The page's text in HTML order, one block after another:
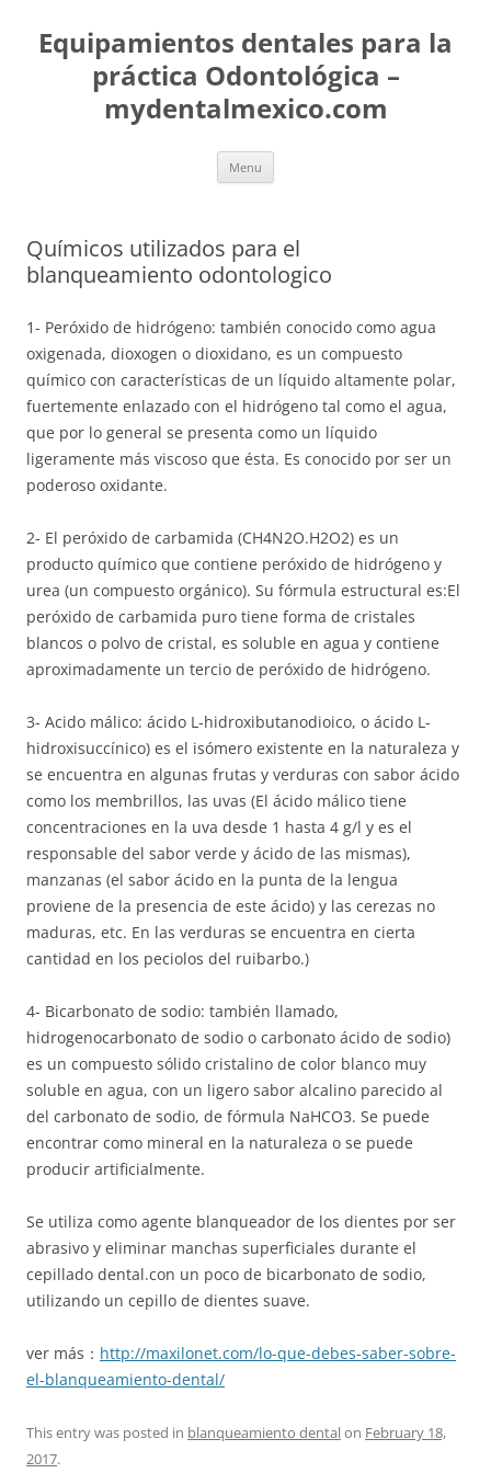
content
Equipamientos dentales para la
práctica Odontológica –
mydentalmexico.com
Menu
Químicos utilizados para el
blanqueamiento odontologico
1- Peróxido de hidrógeno: también conocido como agua
oxigenada, dioxogen o dioxidano, es un compuesto
químico con características de un líquido altamente polar,
fuertemente enlazado con el hidrógeno tal como el agua,
que por lo general se presenta como un líquido
ligeramente más viscoso que ésta. Es conocido por ser un
poderoso oxidante.
2- El peróxido de carbamida (CH4N2O.H2O2) es un
producto químico que contiene peróxido de hidrógeno y
urea (un compuesto orgánico). Su fórmula estructural es:El
peróxido de carbamida puro tiene forma de cristales
blancos o polvo de cristal, es soluble en agua y contiene
aproximadamente un tercio de peróxido de hidrógeno.
3- Acido málico: ácido L-hidroxibutanodioico, o ácido L-
hidroxisuccínico) es el isómero existente en la naturaleza y
se encuentra en algunas frutas y verduras con sabor ácido
como los membrillos, las uvas (El ácido málico tiene
concentraciones en la uva desde 1 hasta 4 g/l y es el
responsable del sabor verde y ácido de las mismas),
manzanas (el sabor ácido en la punta de la lengua
proviene de la presencia de este ácido) y las cerezas no
maduras, etc. En las verduras se encuentra en cierta
cantidad en los peciolos del ruibarbo.)
4- Bicarbonato de sodio: también llamado,
hidrogenocarbonato de sodio o carbonato ácido de sodio)
es un compuesto sólido cristalino de color blanco muy
soluble en agua, con un ligero sabor alcalino parecido al
del carbonato de sodio, de fórmula NaHCO3. Se puede
encontrar como mineral en la naturaleza o se puede
producir artificialmente.
Se utiliza como agente blanqueador de los dientes por ser
abrasivo y eliminar manchas superficiales durante el
cepillado dental.con un poco de bicarbonato de sodio,
utilizando un cepillo de dientes suave.
ver más： http://maxilonet.com/lo-que-debes-saber-sobre-
el-blanqueamiento-dental/
This entry was posted in blanqueamiento dentalon February 18,
2017.